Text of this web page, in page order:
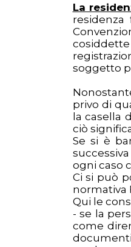
La
cosiddette
soggetto
privo di
la casella
ciò
Se si è
ogni caso
Ci si può
normativa
Qui le
- se la
come